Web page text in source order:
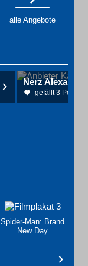
alle Angebote
Nerz Alexander
gefällt 3
Spider-Man: Brand
New Day